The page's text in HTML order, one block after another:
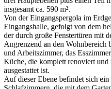
insgesamt ca. 590 m².
Von der Eingangspergola im
Eingangshalle, gefolgt von dem
der durch große Fenstertüren mit
Angrenzend an den Wohnbereich
und Arbeitszimmer, das
Küche, die komplett renoviert und
ausgestattet ist.
Auf dieser Ebene befindet sich